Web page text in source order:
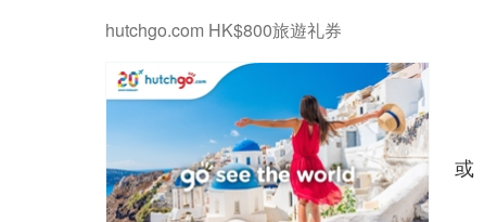
hutchgo.com HK$800旅遊礼券
或